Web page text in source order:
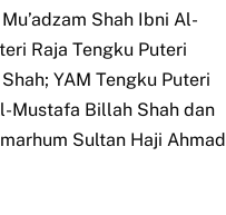
Shah Ibni Al-
Raja Tengku Puteri
YAM Tengku Puteri
Mustafa Billah Shah dan
Sultan Haji Ahmad